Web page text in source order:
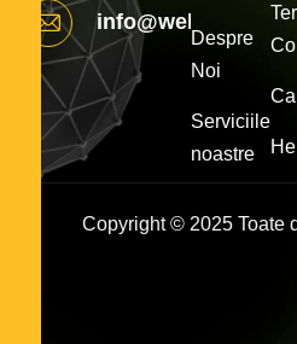
Despre
Noi
Serviciile
noastre
Copyright © 2025 Toate